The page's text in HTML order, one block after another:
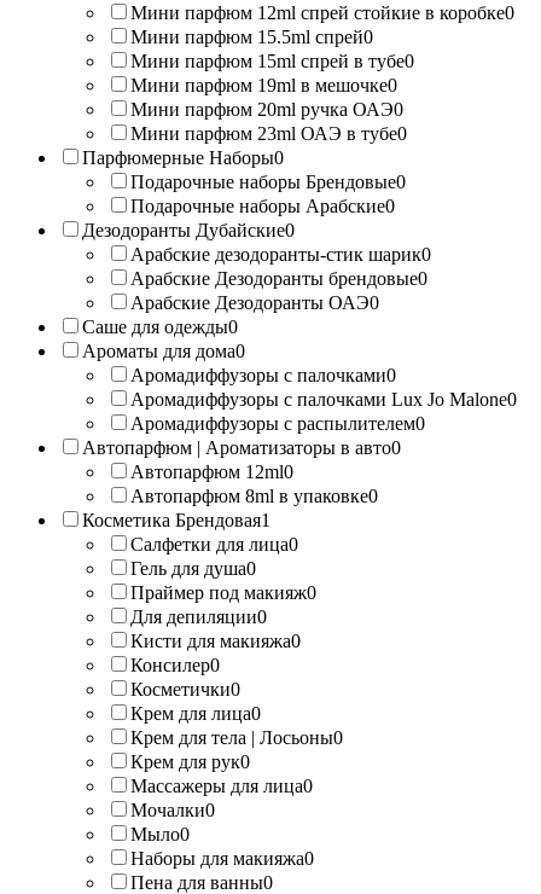
Мини парфюм 12ml спрей стойкие в коробке0
Мини парфюм 15.5ml спрей0
Мини парфюм 15ml спрей в тубе0
Мини парфюм 19ml в мешочке0
Мини парфюм 20ml ручка ОАЭ0
Мини парфюм 23ml ОАЭ в тубе0
Парфюмерные Наборы0
Подарочные наборы Брендовые0
Подарочные наборы Арабские0
Дезодоранты Дубайские0
Арабские дезодоранты-стик шарик0
Арабские Дезодоранты брендовые0
Арабские Дезодоранты ОАЭ0
Саше для одежды0
Ароматы для дома0
Аромадиффузоры с палочками0
Аромадиффузоры с палочками Lux Jo Malone0
Аромадиффузоры с распылителем0
Автопарфюм | Ароматизаторы в авто0
Автопарфюм 12ml0
Автопарфюм 8ml в упаковке0
Косметика Брендовая1
Салфетки для лица0
Гель для душа0
Праймер под макияж0
Для депиляции0
Кисти для макияжа0
Консилер0
Косметички0
Крем для лица0
Крем для тела | Лосьоны0
Крем для рук0
Массажеры для лица0
Мочалки0
Мыло0
Наборы для макияжа0
Пена для ванны0